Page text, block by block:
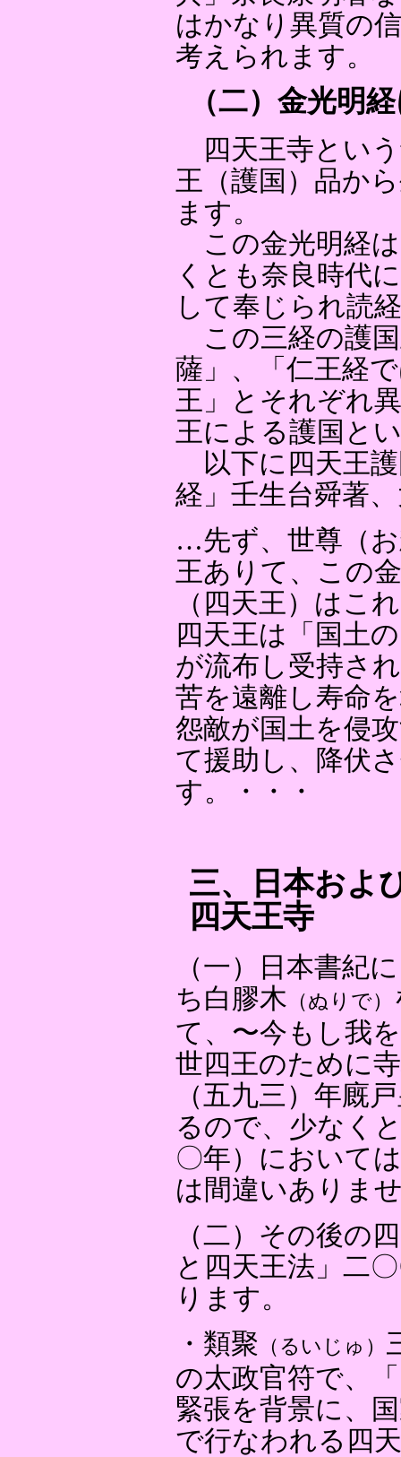
はかなり異質の
考えられます。
（二）金光明
四天王寺という
王（護国）品か
ます。
この金光明経
くとも奈良時代
して奉じられ読
この三経の護
薩」、「仁王経
王」とそれぞれ
王による護国と
以下に四天王
経」壬生台舜著
…先ず、世尊（
王ありて、この
（四天王）はこ
四天王は「国土
が流布し受持さ
苦を遠離し寿命
怨敵が国土を侵
て援助し、降伏
す。・・・
三、日本およ
四天王寺
（一）日本書紀
ち白膠木 （ぬりで）
て、〜今もし我
世四王のために
（五九三）年廐
るので、少なく
〇年）において
は間違いありま
（二）その後の
と四天王法」二
ります。
・類聚 （るいじゅ）
の太政官符で、
緊張を背景に、
で行なわれる四